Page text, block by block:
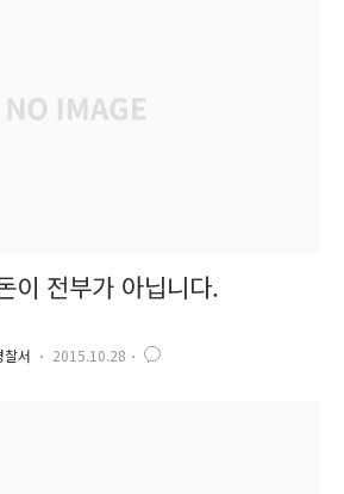
이 전부가 아닙니다.
서 2015.10.28